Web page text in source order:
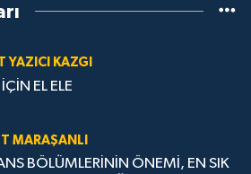
YAZICI KAZGI
EL ELE
MARAŞANLI
BÖLÜMLERİNİN ÖNEMİ, EN SIK